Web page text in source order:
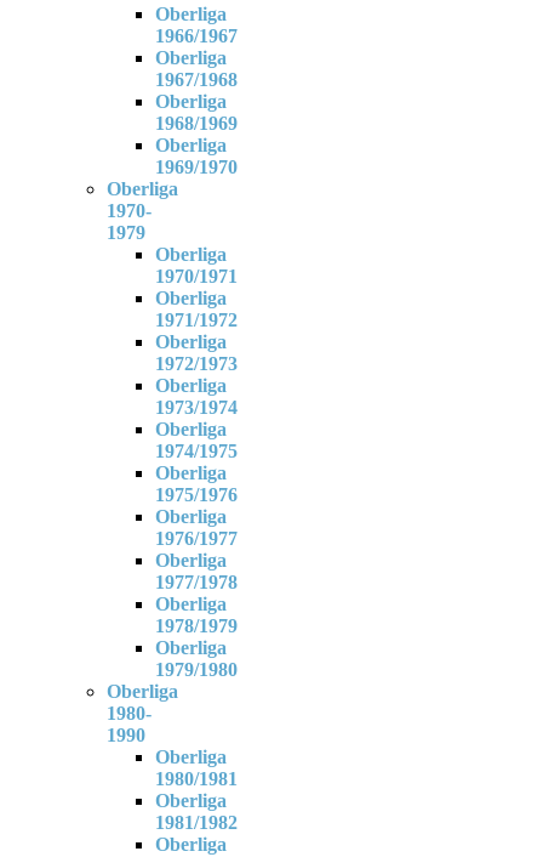
Oberliga
1966/1967
Oberliga
1967/1968
Oberliga
1968/1969
Oberliga
1969/1970
Oberliga
1970-
1979
Oberliga
1970/1971
Oberliga
1971/1972
Oberliga
1972/1973
Oberliga
1973/1974
Oberliga
1974/1975
Oberliga
1975/1976
Oberliga
1976/1977
Oberliga
1977/1978
Oberliga
1978/1979
Oberliga
1979/1980
Oberliga
1980-
1990
Oberliga
1980/1981
Oberliga
1981/1982
Oberliga